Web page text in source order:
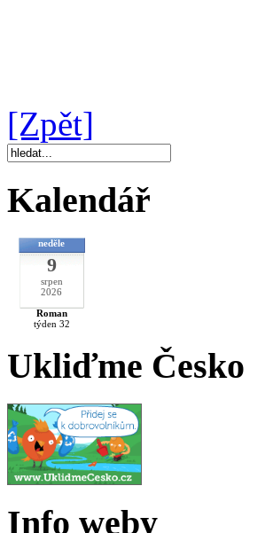
[Zpět]
Kalendář
neděle
9
srpen
2026
Roman
týden 32
Ukliďme Česko
Info weby